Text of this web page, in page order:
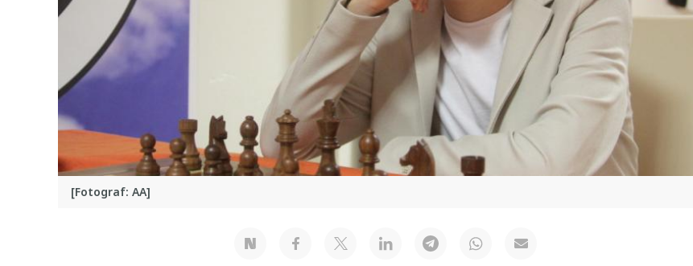
[Fotograf: AA]